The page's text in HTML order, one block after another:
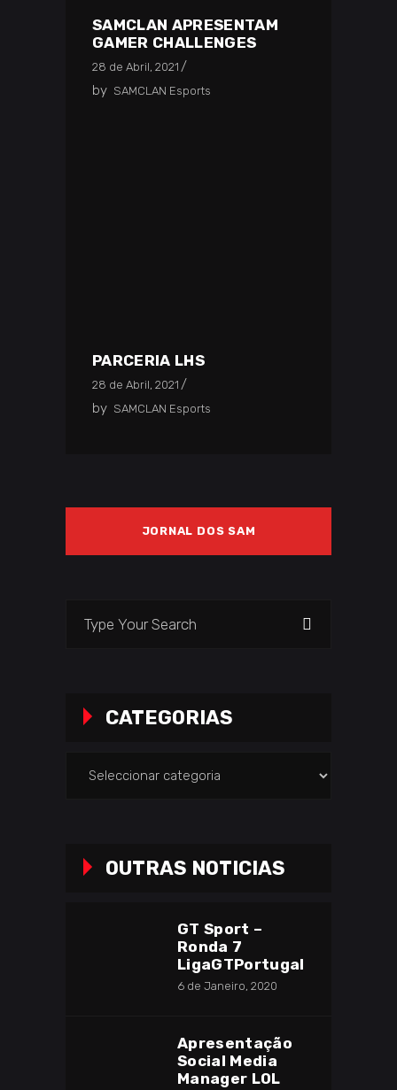
SAMCLAN APRESENTAM
GAMER CHALLENGES
28 de Abril, 2021
by SAMCLAN Esports
PARCERIA LHS
28 de Abril, 2021
by SAMCLAN Esports
JORNAL DOS SAM
CATEGORIAS
OUTRAS NOTICIAS
GT Sport –
Ronda 7
LigaGTPortugal
6 de Janeiro, 2020
Apresentação
Social Media
Manager LOL